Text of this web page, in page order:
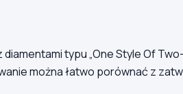
typu „One Style Of
można łatwo porównać z